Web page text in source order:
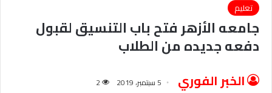
تعليم
جامعه الأزهر فتح باب التنسيق لقبول
دفعه جديده من الطلاب
الخبر الفوري 5 سبتمبر، 2019 2